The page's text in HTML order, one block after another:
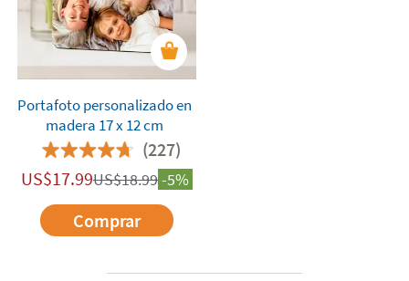
Portafoto personalizado en
madera 17 x 12 cm
(227)
US$17.99US$18.99-5%
Comprar